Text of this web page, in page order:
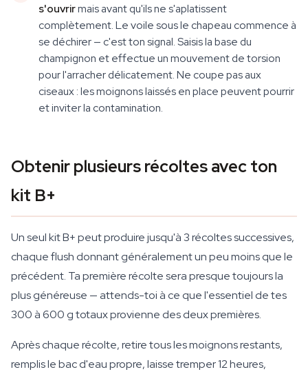
s'ouvrirmais avant qu'ils ne s'aplatissent
complètement. Le voile sous le chapeau commence à
se déchirer — c'est ton signal. Saisis la base du
champignon et effectue un mouvement de torsion
pour l'arracher délicatement. Ne coupe pas aux
ciseaux : les moignons laissés en place peuvent pourrir
et inviter la contamination.
Obtenir plusieurs récoltes avec ton
kit B+
Un seul kit B+ peut produire jusqu'à 3 récoltes successives,
chaque flush donnant généralement un peu moins que le
précédent. Ta première récolte sera presque toujours la
plus généreuse — attends-toi à ce que l'essentiel de tes
300 à 600 g totaux provienne des deux premières.
Après chaque récolte, retire tous les moignons restants,
remplis le bac d'eau propre, laisse tremper 12 heures,